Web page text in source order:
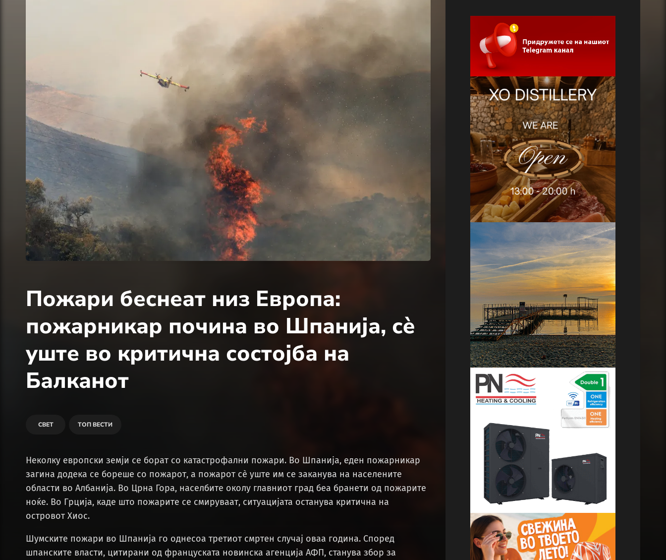
Пожари беснеат низ Европа:
пожарникар почина во Шпанија, сè
уште во критична состојба на
Балканот
СВЕТ ТОП ВЕСТИ
Неколку европски земји се борат со катастрофални пожари. Во Шпанија, еден пожарникар
загина додека се бореше со пожарот, а пожарот сè уште им се заканува на населените
области во Албанија. Во Црна Гора, населбите околу главниот град беа бранети од пожарите
ноќе. Во Грција, каде што пожарите се смируваат, ситуацијата останува критична на
островот Хиос.
Шумските пожари во Шпанија го однесоа третиот смртен случај оваа година. Според
шпанските власти, цитирани од француската новинска агенција АФП, станува збор за